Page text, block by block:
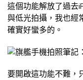
這個功能解放了過去
與低光拍攝，我也經
確實好蠻多的。
要開啟這功能不難，